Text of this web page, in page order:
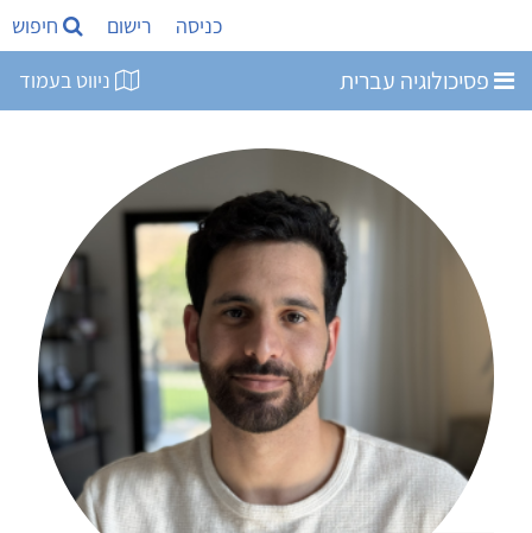
כניסה רישום חיפוש
פסיכולוגיה עברית ניווט בעמוד